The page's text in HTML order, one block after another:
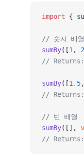
import {
// 숫자 배열
sumBy([1 , 2
//
sumBy([1.5,
//
// 빈 배열
sumBy([],
//